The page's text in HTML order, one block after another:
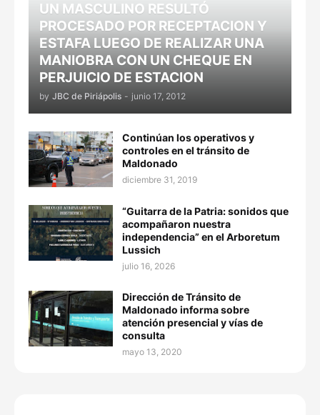
UN MASCULINO RESULTÓ
PROCESADO POR RECEPTACION Y
ESTAFA LUEGO DE REALIZAR UNA
MANIOBRA CON UN CHEQUE EN
PERJUICIO DE ESTACION
by JBC de Piriápolis - junio 17, 2012
Continúan los operativos y
controles en el tránsito de
Maldonado
diciembre 31, 2019
“Guitarra de la Patria: sonidos que
acompañaron nuestra
independencia” en el Arboretum
Lussich
julio 16, 2026
Dirección de Tránsito de
Maldonado informa sobre
atención presencial y vías de
consulta
mayo 13, 2020